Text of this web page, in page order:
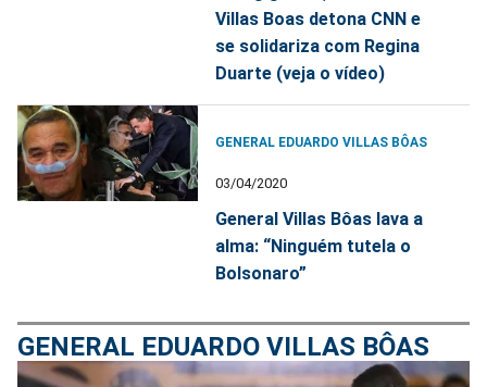
Villas Boas detona CNN e
se solidariza com Regina
Duarte (veja o vídeo)
GENERAL EDUARDO VILLAS BÔAS
03/04/2020
General Villas Bôas lava a
alma: “Ninguém tutela o
Bolsonaro”
GENERAL EDUARDO VILLAS BÔAS